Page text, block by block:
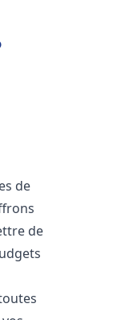
de
de